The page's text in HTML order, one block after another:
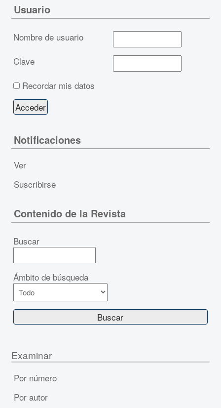
Usuario
Nombre de usuario
Clave
Recordar mis datos
Notificaciones
Ver
Suscribirse
Contenido de la Revista
Buscar
Ámbito de búsqueda
Examinar
Por número
Por autor